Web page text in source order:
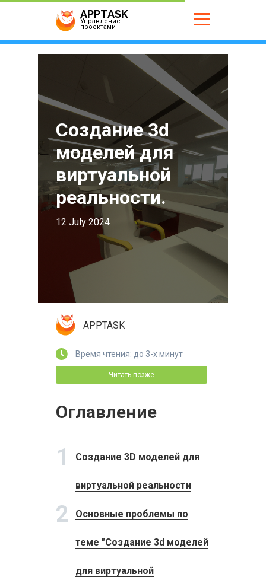
APPTASK
Управление
проектами
Создание 3d
моделей для
виртуальной
реальности.
12 July 2024
APPTASK
Время чтения: до 3-х минут
Читать позже
Оглавление
1 Создание 3D моделей для
виртуальной реальности
2 Основные проблемы по
теме "Создание 3d моделей
для виртуальной